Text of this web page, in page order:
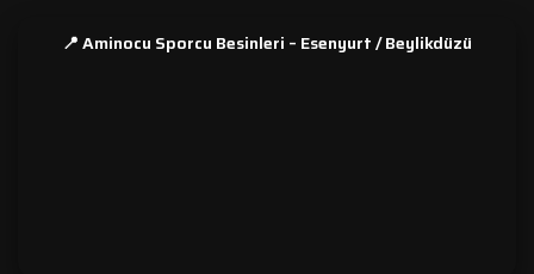
📍 Aminocu Sporcu Besinleri – Esenyurt / Beylikdüzü